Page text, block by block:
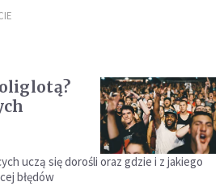
uczą się dorośli oraz gdzie i z jakiego
błędów